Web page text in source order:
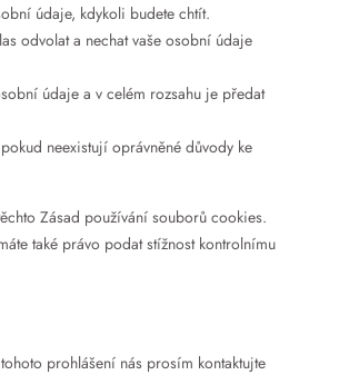
údaje, kdykoli budete chtít.
odvolat a nechat vaše osobní údaje
údaje a v celém rozsahu je předat
neexistují oprávněné důvody ke
Zásad používání souborů cookies.
také právo podat stížnost kontrolnímu
prohlášení nás prosím kontaktujte